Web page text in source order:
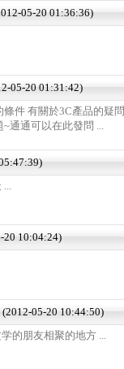
05-20 01:36:36)
05-20 01:31:42)
件 有關於3C產品的疑
通通可以在此發問 ...
...
20 10:04:24)
(2012-05-20 10:44:50)
的朋友相聚的地方 ...